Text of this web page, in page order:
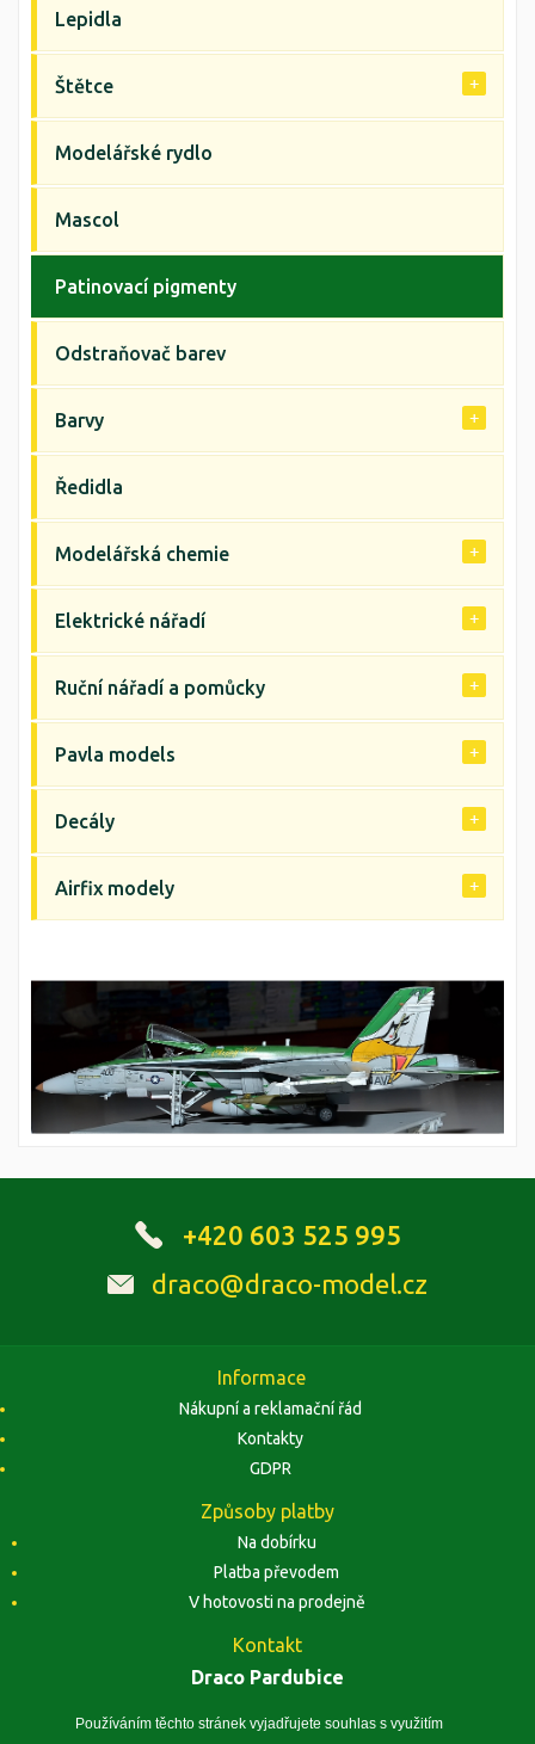
Používáním těchto stránek vyjadřujete souhlas s využitím
Lepidla
Štětce
Modelářské rydlo
Mascol
Patinovací pigmenty
Odstraňovač barev
Barvy
Ředidla
Modelářská chemie
Elektrické nářadí
Ruční nářadí a pomůcky
Pavla models
Decály
Airfix modely
+420 603 525 995
draco@draco-model.cz
Informace
Nákupní a reklamační řád
Kontakty
GDPR
Způsoby platby
Na dobírku
Platba převodem
V hotovosti na prodejně
Kontakt
Draco Pardubice
Zobrazit na mapě